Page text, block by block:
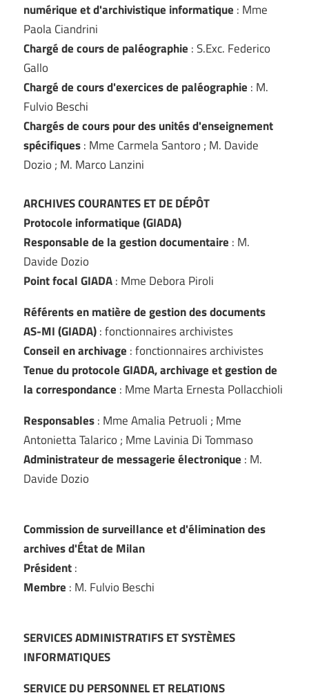
numérique et d'archivistique informatique : Mme
Paola Ciandrini
Chargé de cours de paléographie : S.Exc. Federico
Gallo
Chargé de cours d'exercices de paléographie : M.
Fulvio Beschi
Chargés de cours pour des unités d'enseignement
spécifiques: Mme Carmela Santoro ; M. Davide
Dozio ; M. Marco Lanzini
ARCHIVES COURANTES ET DE DÉPÔT
Protocole informatique (GIADA)
Responsable de la gestion documentaire : M.
Davide Dozio
Point focal GIADA: Mme Debora Piroli
Référents en matière de gestion des documents
AS-MI (GIADA): fonctionnaires archivistes
Conseil en archivage : fonctionnaires archivistes
Tenue du protocole GIADA, archivage et gestion de
la correspondance : Mme Marta Ernesta Pollacchioli
Responsables: Mme Amalia Petruoli ; Mme
Antonietta Talarico ; Mme Lavinia Di Tommaso
Administrateur de messagerie électronique : M.
Davide Dozio
Commission de surveillance et d'élimination des
archives d'État de Milan
Président:
Membre : M. Fulvio Beschi
SERVICES ADMINISTRATIFS ET SYSTÈMES
INFORMATIQUES
SERVICE DU PERSONNEL ET RELATIONS